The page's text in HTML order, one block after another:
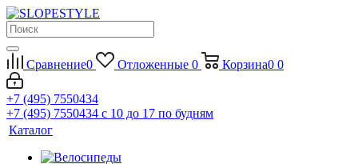
Сравнение0 Отложенные 0 Корзина0 0
+7 (495) 7550434
+7 (495) 7550434 с 10 до 17 по будням
Каталог